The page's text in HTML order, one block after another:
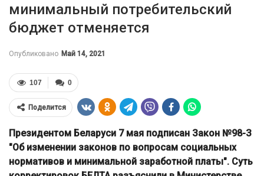
минимальный потребительский
бюджет отменяется
Опубликовано Май 14, 2021
0
107
Поделится
Президентом Беларуси 7 мая подписан Закон №98-З
"Об изменении законов по вопросам социальных
нормативов и минимальной заработной платы". Суть